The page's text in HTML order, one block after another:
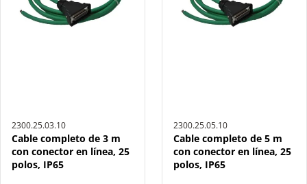
2300.25.03.10
Cable completo de 3 m
con conector en línea, 25
polos, IP65
2300.25.05.10
Cable completo de 5 m
con conector en línea, 25
polos, IP65